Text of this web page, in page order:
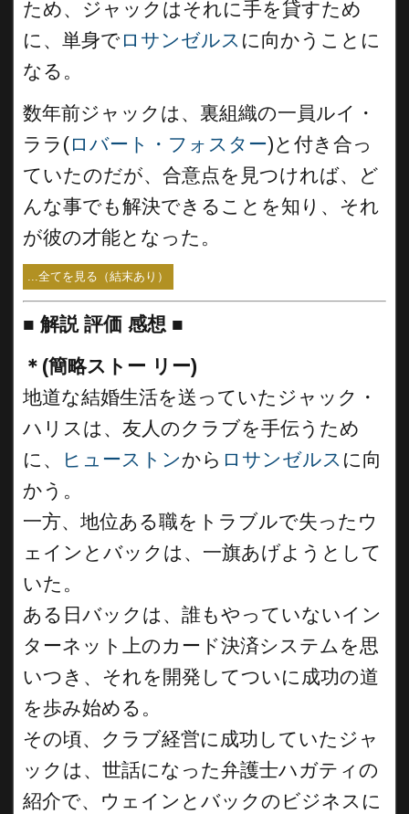
ため、ジャックはそれに手を貸すため
に、単身でロサンゼルス に向かうことに
なる。
数年前ジャックは、裏組織の一員ルイ・
ララ(ロバート・フォスター)と付き合っ
ていたのだが、合意点を見つければ、ど
んな事でも解決できることを知り、それ
が彼の才能となった。
...全てを見る（結末あり）
■ 解説 評価 感想 ■
＊(簡略ストー リー)
地道な結婚生活を送っていたジャック・
ハリスは、友人のクラブを手伝うため
に、
ヒューストンから ロサンゼルス に向
かう。
一方、地位ある職をトラブルで失ったウ
ェインとバックは、一旗あげようとして
いた。
ある日バックは、誰もやっていないイン
ターネット上のカード決済システムを思
いつき、それを開発してついに成功の道
を歩み始める。
その頃、クラブ経営に成功していたジャ
ックは、世話になった弁護士ハガティの
紹介で、ウェインとバックのビジネスに